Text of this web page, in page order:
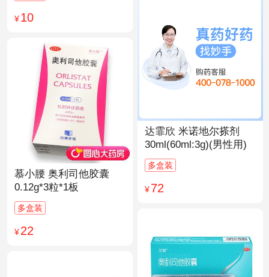
¥10
达霏欣 米诺地尔搽剂
30ml(60ml:3g)(男性用)
多盒装
¥72
慕小腰 奥利司他胶囊
0.12g*3粒*1板
多盒装
¥22